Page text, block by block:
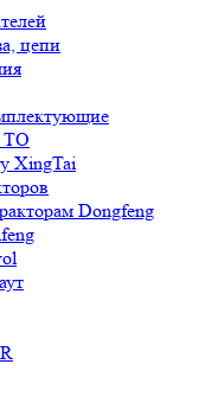
цепи
ТО
XingTai
Dongfeng